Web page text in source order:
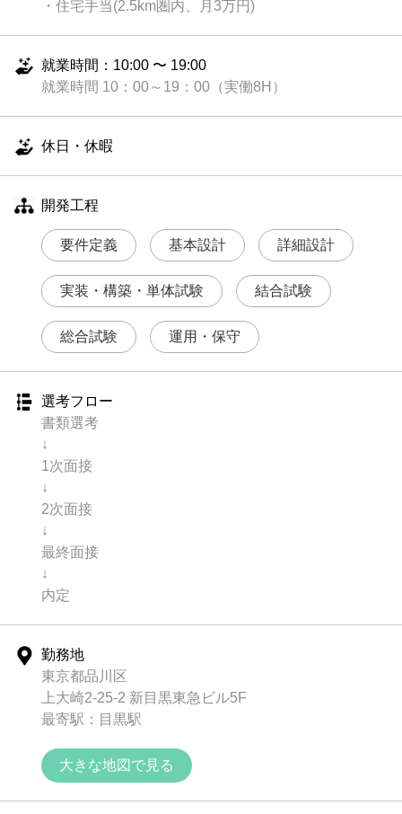
・住宅手当(2.5km圏内、月3万円)
就業時間：10:00 〜 19:00
就業時間 10：00～19：00（実働8H）
休日・休暇
開発工程
要件定義 基本設計 詳細設計
実装・構築・単体試験 結合試験
総合試験 運用・保守
選考フロー
書類選考
↓
1次面接
↓
2次面接
↓
最終面接
↓
内定
勤務地
東京都品川区
上大崎2-25-2 新目黒東急ビル5F
最寄駅：目黒駅
大きな地図で見る